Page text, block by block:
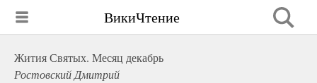
ВикиЧтение
Жития Святых. Месяц декабрь
Ростовский Дмитрий